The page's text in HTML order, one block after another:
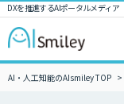
DXを推進するAIポータルメディ
AI・人工知能のAIsmiley TOP